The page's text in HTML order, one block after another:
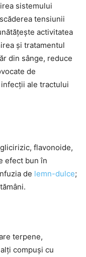
sistemului
tensiunii
activitatea
și tratamentul
din sânge, reduce
de
ale tractului
flavonoide,
efect bun în
de lemn-dulce;
terpene,
compuși cu